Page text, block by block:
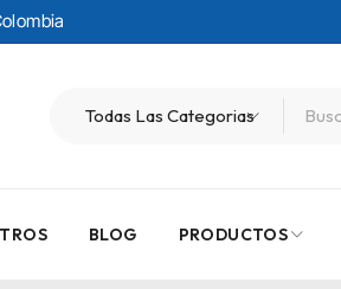
BLOG PRODUCTOS